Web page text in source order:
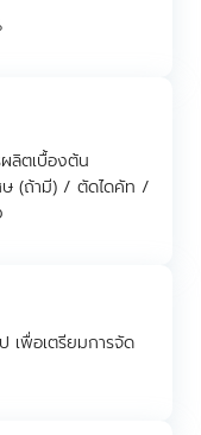
ลิตเบื้องต้น
(ถ้ามี) / ตัดไดคัท /
เพื่อเตรียมการจัด